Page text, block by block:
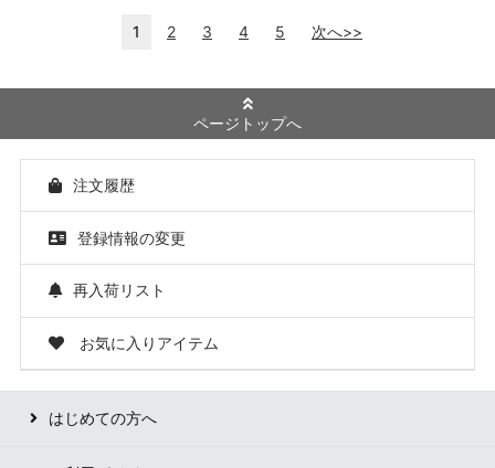
1 2 3 4 5 次へ>>
ページトップへ
注文履歴
登録情報の変更
再入荷リスト
お気に入りアイテム
はじめての方へ